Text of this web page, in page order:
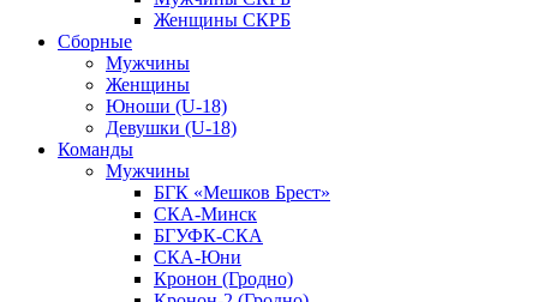
Женщины СКРБ
Сборные
Мужчины
Женщины
Юноши (U-18)
Девушки (U-18)
Команды
Мужчины
БГК «Мешков Брест»
СКА-Минск
БГУФК-СКА
СКА-Юни
Кронон (Гродно)